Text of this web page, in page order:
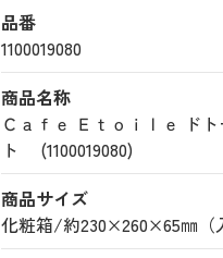
品番
1100019080
商品名称
Ｃａｆｅ Ｅｔｏｉｌｅ ド
ト (1100019080)
商品サイズ
化粧箱/約230×260×65㎜（